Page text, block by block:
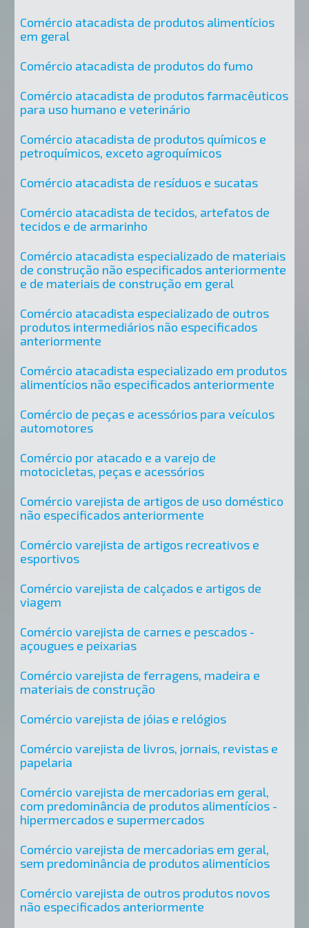
Comércio atacadista de produtos alimentícios
em geral
Comércio atacadista de produtos do fumo
Comércio atacadista de produtos farmacêuticos
para uso humano e veterinário
Comércio atacadista de produtos químicos e
petroquímicos, exceto agroquímicos
Comércio atacadista de resíduos e sucatas
Comércio atacadista de tecidos, artefatos de
tecidos e de armarinho
Comércio atacadista especializado de materiais
de construção não especificados anteriormente
e de materiais de construção em geral
Comércio atacadista especializado de outros
produtos intermediários não especificados
anteriormente
Comércio atacadista especializado em produtos
alimentícios não especificados anteriormente
Comércio de peças e acessórios para veículos
automotores
Comércio por atacado e a varejo de
motocicletas, peças e acessórios
Comércio varejista de artigos de uso doméstico
não especificados anteriormente
Comércio varejista de artigos recreativos e
esportivos
Comércio varejista de calçados e artigos de
viagem
Comércio varejista de carnes e pescados -
açougues e peixarias
Comércio varejista de ferragens, madeira e
materiais de construção
Comércio varejista de jóias e relógios
Comércio varejista de livros, jornais, revistas e
papelaria
Comércio varejista de mercadorias em geral,
com predominância de produtos alimentícios -
hipermercados e supermercados
Comércio varejista de mercadorias em geral,
sem predominância de produtos alimentícios
Comércio varejista de outros produtos novos
não especificados anteriormente